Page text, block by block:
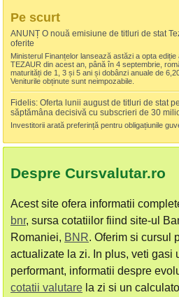
Pe scurt
ANUNȚ O nouă emisiune de titluri de stat
oferite
Ministerul Finanțelor lansează astăzi a opta
TEZAUR din acest an, până în 4 septembrie,
maturități de 1, 3 și 5 ani și dobânzi anuale de
Veniturile obținute sunt neimpozabile.
Fidelis: Oferta lunii august de titluri de stat
săptămâna decisivă cu subscrieri de 30
Investitorii arată preferință pentru obligațiunile
Despre Cursvalutar.ro
Acest site ofera informatii
bnr, sursa cotatiilor fiind site-ul
Romaniei, BNR. Oferim si cursul
actualizate la zi. In plus, veti gasi
performant, informatii despre
cotatii valutare la zi si un